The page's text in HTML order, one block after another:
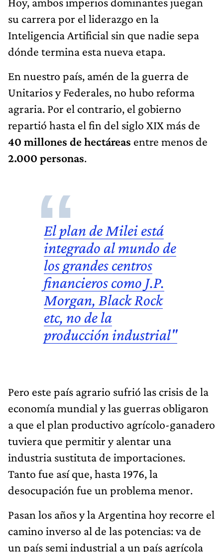
su carrera por el liderazgo en la
Inteligencia Artificial sin que nadie sepa
dónde termina esta nueva etapa.
En nuestro país, amén de la guerra de
Unitarios y Federales, no hubo reforma
agraria. Por el contrario, el gobierno
repartió hasta el fin del siglo XIX más de
40 millones de hectáreas entre menos de
2.000 personas.
El plan de Milei está
integrado al mundo de
los grandes centros
financieros como J.P.
Morgan, Black Rock
etc, no de la
producción industrial"
Pero este país agrario sufrió las crisis de la
economía mundial y las guerras obligaron
a que el plan productivo agrícolo-ganadero
tuviera que permitir y alentar una
industria sustituta de importaciones.
Tanto fue así que, hasta 1976, la
desocupación fue un problema menor.
Pasan los años y la Argentina hoy recorre el
camino inverso al de las potencias: va de
un país semi industrial a un país agrícola